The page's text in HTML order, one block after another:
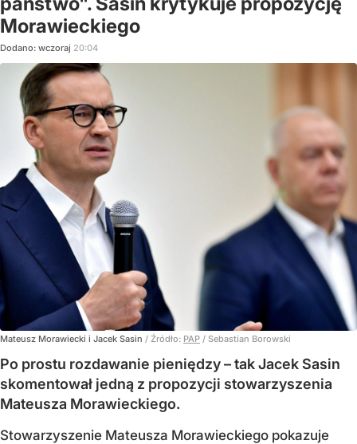
Morawieckiego
Dodano: wczoraj 20:04
Mateusz Morawiecki i Jacek Sasin / Źródło: PAP / Sebastian Borowski
Po prostu rozdawanie pieniędzy – tak Jacek Sasin
skomentował jedną z propozycji stowarzyszenia
Mateusza Morawieckiego.
Stowarzyszenie Mateusza Morawieckiego pokazuje